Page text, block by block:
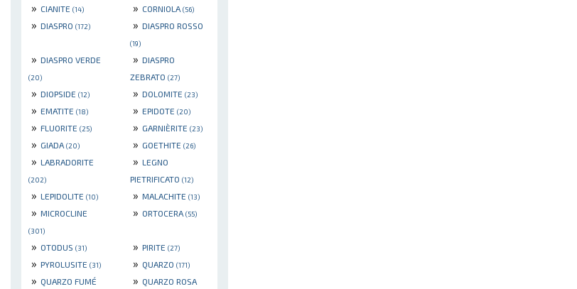
» CIANITE (14) » CORNIOLA (56)
» DIASPRO (172) » DIASPRO ROSSO
(19)
» DIASPRO VERDE
(20)
» DIASPRO
ZEBRATO (27)
» DIOPSIDE (12) » DOLOMITE (23)
» EMATITE (18) » EPIDOTE (20)
» FLUORITE (25) » GARNIÈRITE (23)
» GIADA (20) » GOETHITE (26)
» LABRADORITE
(202)
» LEGNO
PIETRIFICATO (12)
» LEPIDOLITE (10) » MALACHITE (13)
» MICROCLINE
(301)
» ORTOCERA (55)
» OTODUS (31) » PIRITE (27)
» PYROLUSITE (31) » QUARZO (171)
» QUARZO FUMÉ » QUARZO ROSA